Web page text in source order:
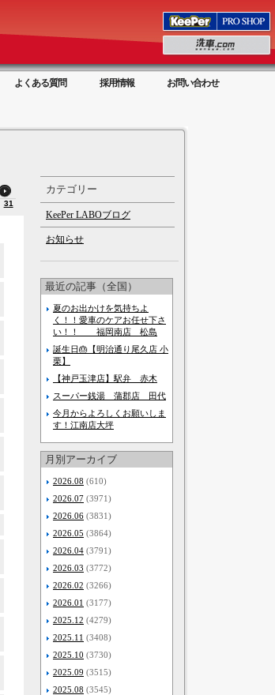
よくある質問 採用情報 お問い合わせ
31
カテゴリー
KeePer LABOブログ
お知らせ
最近の記事（全国）
夏のお出かけを気持ちよ
く！！愛車のケアお任せ下さ
い！！ 福岡南店 松島
誕生日🎂【明治通り尾久店 小
栗】
【神戸玉津店】駅弁 赤木
スーパー銭湯 蒲郡店 田代
今月からよろしくお願いしま
す！江南店大坪
月別アーカイブ
2026.08 (610)
2026.07 (3971)
2026.06 (3831)
2026.05 (3864)
2026.04 (3791)
2026.03 (3772)
2026.02 (3266)
2026.01 (3177)
2025.12 (4279)
2025.11 (3408)
2025.10 (3730)
2025.09 (3515)
2025.08 (3545)